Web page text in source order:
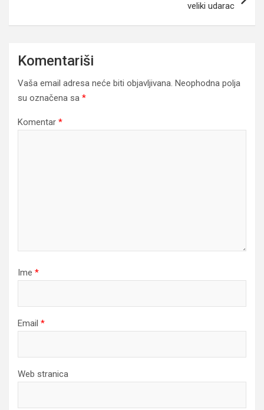
veliki udarac
Komentariši
Vaša email adresa neće biti objavljivana. Neophodna polja
su označena sa *
Komentar *
Ime *
Email *
Web stranica